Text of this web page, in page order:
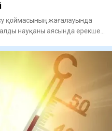
қоймасының жағалауында
науқаны аясында ерекше